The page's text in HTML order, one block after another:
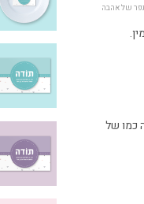
של אהבה
כמו של